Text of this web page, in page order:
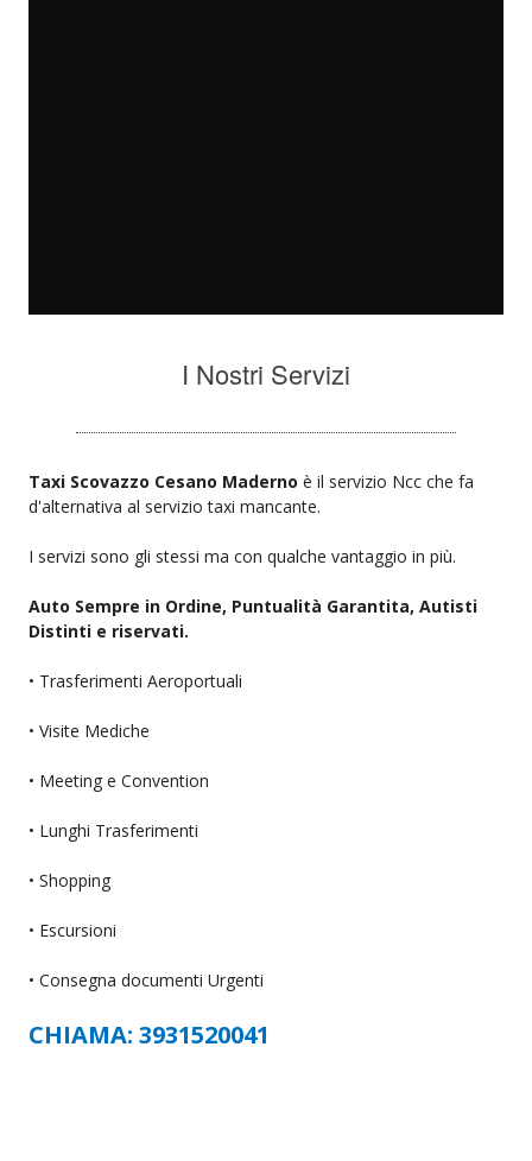
I Nostri Servizi
Taxi Scovazzo Cesano Maderno è il servizio Ncc che fa
d'alternativa al servizio taxi mancante.
I servizi sono gli stessi ma con qualche vantaggio in più.
Auto Sempre in Ordine, Puntualità Garantita, Autisti
Distinti e riservati.
• Trasferimenti Aeroportuali
• Visite Mediche
• Meeting e Convention
• Lunghi Trasferimenti
• Shopping
• Escursioni
• Consegna documenti Urgenti
CHIAMA: 3931520041